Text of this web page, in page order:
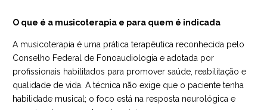
O que é a musicoterapia e para quem é indicada
A musicoterapia é uma prática terapêutica reconhecida pelo
Conselho Federal de Fonoaudiologia e adotada por
profissionais habilitados para promover saúde, reabilitação e
qualidade de vida. A técnica não exige que o paciente tenha
habilidade musical; o foco está na resposta neurológica e